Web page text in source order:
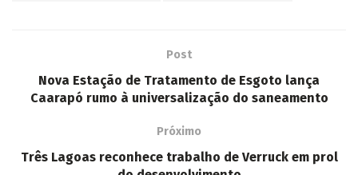
Post
Nova Estação de Tratamento de Esgoto lança
Caarapó rumo à universalização do saneamento
Próximo
Três Lagoas reconhece trabalho de Verruck em prol